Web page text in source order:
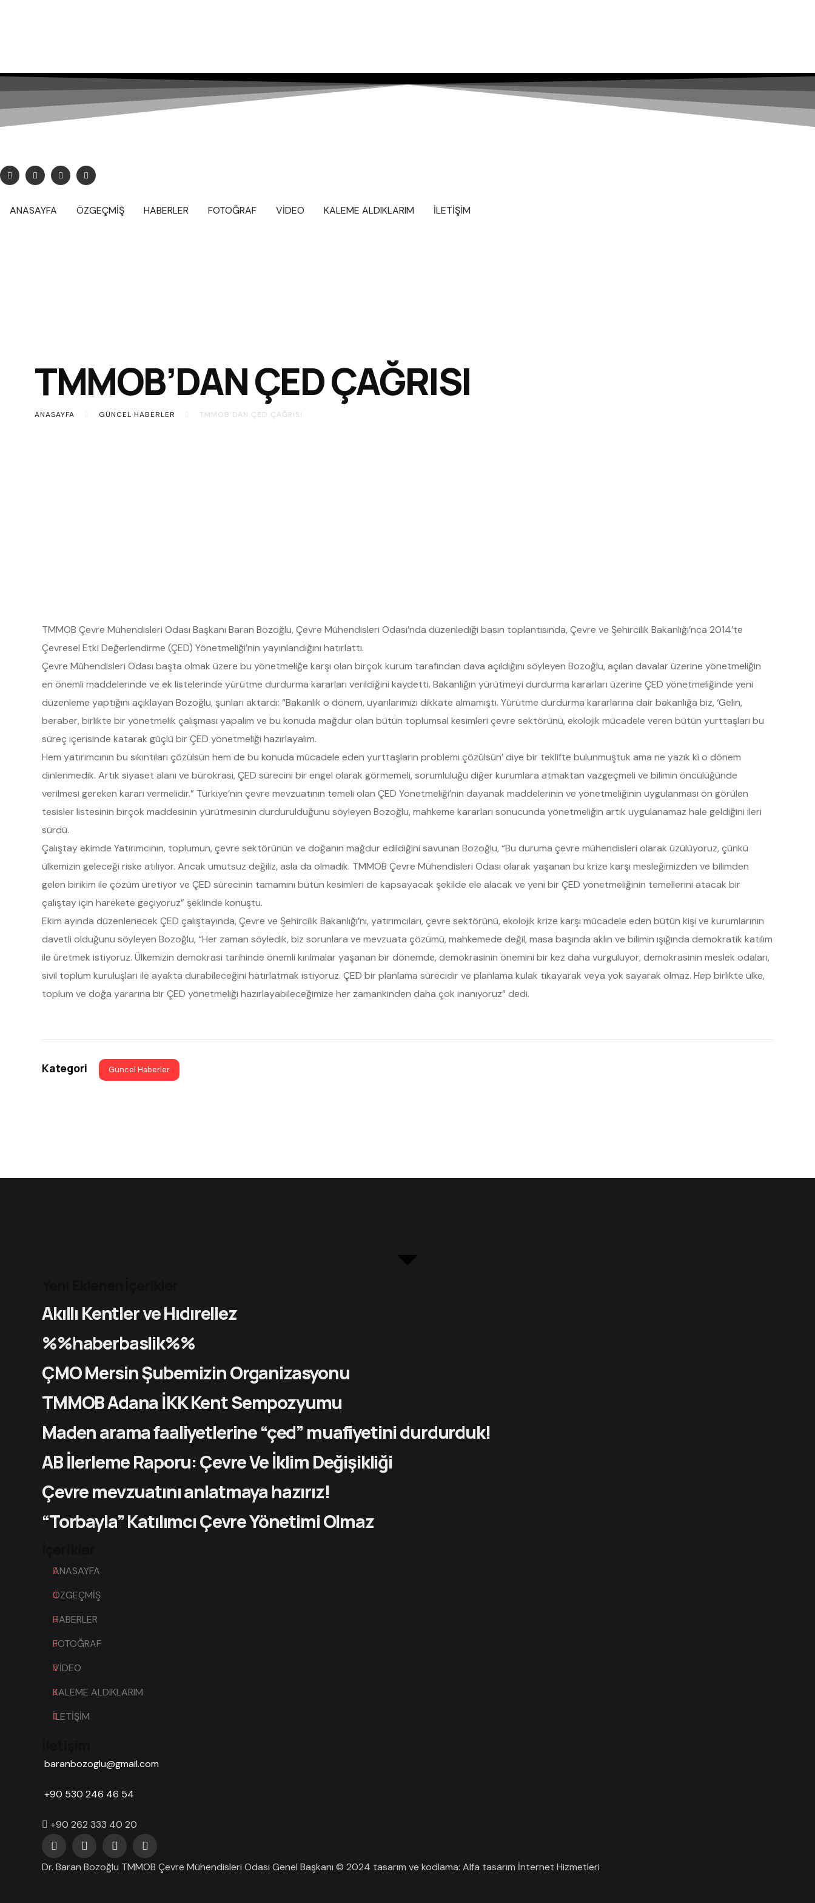
ANASAYFA ÖZGEÇMİŞ HABERLER FOTOĞRAF VİDEO KALEME ALDIKLARIM İLETİŞİM
TMMOB’DAN ÇED ÇAĞRISI
ANASAYFA GÜNCEL HABERLER TMMOB’DAN ÇED ÇAĞRISI
TMMOB Çevre Mühendisleri Odası Başkanı Baran Bozoğlu, Çevre Mühendisleri Odası’nda düzenlediği basın toplantısında, Çevre ve Şehircilik Bakanlığı’nca 2014’te
Çevresel Etki Değerlendirme (ÇED) Yönetmeliği’nin yayınlandığını hatırlattı.
Çevre Mühendisleri Odası başta olmak üzere bu yönetmeliğe karşı olan birçok kurum tarafından dava açıldığını söyleyen Bozoğlu, açılan davalar üzerine yönetmeliğin
en önemli maddelerinde ve ek listelerinde yürütme durdurma kararları verildiğini kaydetti. Bakanlığın yürütmeyi durdurma kararları üzerine ÇED yönetmeliğinde yeni
düzenleme yaptığını açıklayan Bozoğlu, şunları aktardı: “Bakanlık o dönem, uyarılarımızı dikkate almamıştı. Yürütme durdurma kararlarına dair bakanlığa biz, ‘Gelin,
beraber, birlikte bir yönetmelik çalışması yapalım ve bu konuda mağdur olan bütün toplumsal kesimleri çevre sektörünü, ekolojik mücadele veren bütün yurttaşları bu
süreç içerisinde katarak güçlü bir ÇED yönetmeliği hazırlayalım.
Hem yatırımcının bu sıkıntıları çözülsün hem de bu konuda mücadele eden yurttaşların problemi çözülsün’ diye bir teklifte bulunmuştuk ama ne yazık ki o dönem
dinlenmedik. Artık siyaset alanı ve bürokrasi, ÇED sürecini bir engel olarak görmemeli, sorumluluğu diğer kurumlara atmaktan vazgeçmeli ve bilimin öncülüğünde
verilmesi gereken kararı vermelidir.” Türkiye’nin çevre mevzuatının temeli olan ÇED Yönetmeliği’nin dayanak maddelerinin ve yönetmeliğinin uygulanması ön görülen
tesisler listesinin birçok maddesinin yürütmesinin durdurulduğunu söyleyen Bozoğlu, mahkeme kararları sonucunda yönetmeliğin artık uygulanamaz hale geldiğini ileri
sürdü.
Çalıştay ekimde Yatırımcının, toplumun, çevre sektörünün ve doğanın mağdur edildiğini savunan Bozoğlu, “Bu duruma çevre mühendisleri olarak üzülüyoruz, çünkü
ülkemizin geleceği riske atılıyor. Ancak umutsuz değiliz, asla da olmadık. TMMOB Çevre Mühendisleri Odası olarak yaşanan bu krize karşı mesleğimizden ve bilimden
gelen birikim ile çözüm üretiyor ve ÇED sürecinin tamamını bütün kesimleri de kapsayacak şekilde ele alacak ve yeni bir ÇED yönetmeliğinin temellerini atacak bir
çalıştay için harekete geçiyoruz” şeklinde konuştu.
Ekim ayında düzenlenecek ÇED çalıştayında, Çevre ve Şehircilik Bakanlığı’nı, yatırımcıları, çevre sektörünü, ekolojik krize karşı mücadele eden bütün kişi ve kurumlarının
davetli olduğunu söyleyen Bozoğlu, “Her zaman söyledik, biz sorunlara ve mevzuata çözümü, mahkemede değil, masa başında aklın ve bilimin ışığında demokratik katılım
ile üretmek istiyoruz. Ülkemizin demokrasi tarihinde önemli kırılmalar yaşanan bir dönemde, demokrasinin önemini bir kez daha vurguluyor, demokrasinin meslek odaları,
sivil toplum kuruluşları ile ayakta durabileceğini hatırlatmak istiyoruz. ÇED bir planlama sürecidir ve planlama kulak tıkayarak veya yok sayarak olmaz. Hep birlikte ülke,
toplum ve doğa yararına bir ÇED yönetmeliği hazırlayabileceğimize her zamankinden daha çok inanıyoruz” dedi.
Kategori Güncel Haberler
Akıllı Kentler ve Hıdırellez
%%haberbaslik%%
ÇMO Mersin Şubemizin Organizasyonu
TMMOB Adana İKK Kent Sempozyumu
Maden arama faaliyetlerine “çed” muafiyetini durdurduk!
AB İlerleme Raporu: Çevre Ve İklim Değişikliği
Çevre mevzuatını anlatmaya hazırız!
“Torbayla” Katılımcı Çevre Yönetimi Olmaz
ANASAYFA
ÖZGEÇMİŞ
HABERLER
FOTOĞRAF
VİDEO
KALEME ALDIKLARIM
İLETİŞİM
baranbozoglu@gmail.com
+90 530 246 46 54
+90 262 333 40 20
Dr. Baran Bozoğlu TMMOB Çevre Mühendisleri Odası Genel Başkanı © 2024 tasarım ve kodlama: Alfa tasarım İnternet Hizmetleri